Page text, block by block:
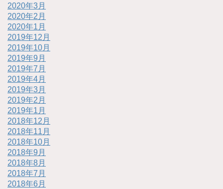
2020年3月
2020年2月
2020年1月
2019年12月
2019年10月
2019年9月
2019年7月
2019年4月
2019年3月
2019年2月
2019年1月
2018年12月
2018年11月
2018年10月
2018年9月
2018年8月
2018年7月
2018年6月